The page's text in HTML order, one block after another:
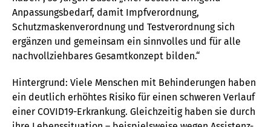
Anpassungsbedarf, damit Impfverordnung,
Schutzmaskenverordnung und Testverordnung sich
ergänzen und gemeinsam ein sinnvolles und für alle
nachvollziehbares Gesamtkonzept bilden.“
Hintergrund: Viele Menschen mit Behinderungen haben
ein deutlich erhöhtes Risiko für einen schweren Verlauf
einer COVID19-Erkrankung. Gleichzeitig haben sie durch